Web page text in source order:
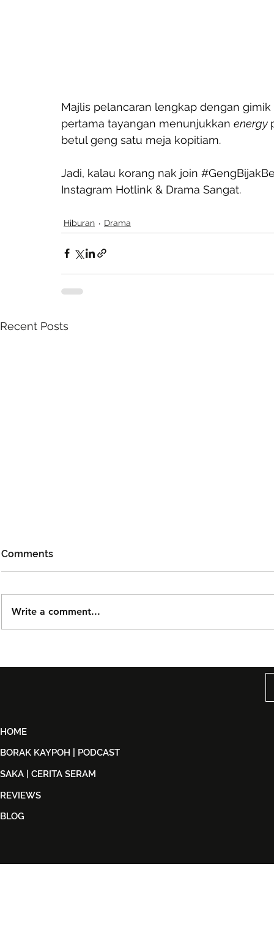
Majlis pelancaran lengkap dengan
pertama tayangan menunjukkan energy
betul geng satu meja kopitiam.
Jadi, kalau korang nak join
Instagram Hotlink & Drama Sangat.
Hiburan Drama
Recent Posts
STARSHIP
Comments
Write a comment...
HOME
BORAK KAYPOH | PODCAST
SAKA | CERITA SERAM
REVIEWS
BLOG